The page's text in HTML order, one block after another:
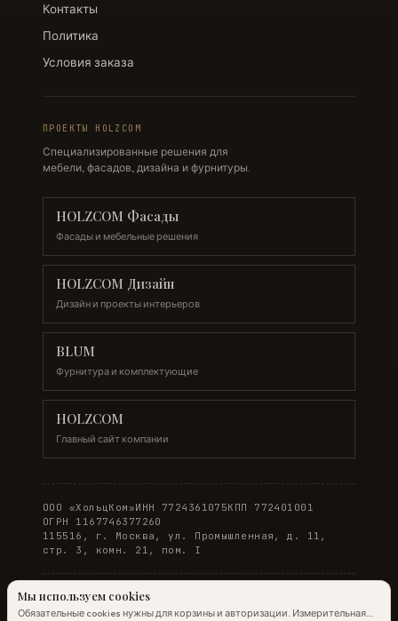
Контакты
Политика
Условия заказа
ПРОЕКТЫ HOLZCOM
Специализированные решения для
мебели, фасадов, дизайна и фурнитуры.
HOLZCOM Фасады
Фасады и мебельные решения
HOLZCOM Дизайн
Дизайн и проекты интерьеров
BLUM
Фурнитура и комплектующие
HOLZCOM
Главный сайт компании
ООО «ХольцКом»ИНН 7724361075КПП 772401001
ОГРН 1167746377260
115516, г. Москва, ул. Промышленная, д. 11,
стр. 3, комн. 21, пом. I
Мы используем cookies
Обязательные cookies нужны для корзины и авторизации. Измерительная